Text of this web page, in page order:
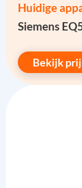
Huidige
Siemens
Bekijk